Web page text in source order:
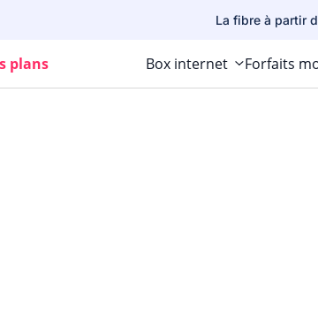
La fibre à partir
plans Box internet Forfaits